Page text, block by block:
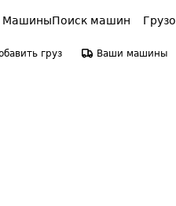
МашиныПоиск машин
груз Ваши машины